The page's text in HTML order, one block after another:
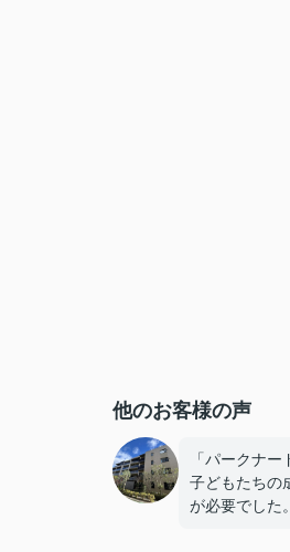
他のお客様の声
「パークナ
子どもたちの
が必要でした。